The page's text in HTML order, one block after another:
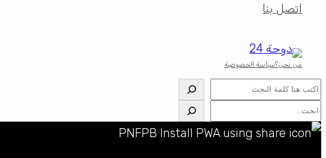
اتصل بنا
من نحن؟سياسة الخصوصية
البحث
البحث